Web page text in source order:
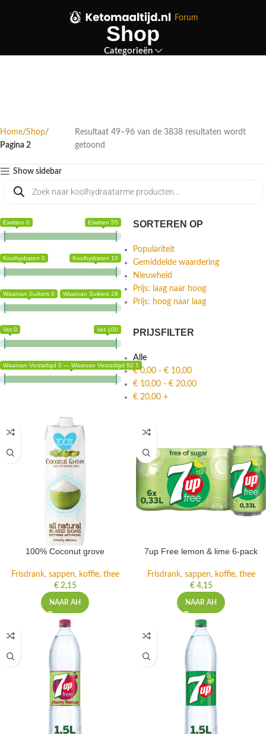
Forum
Shop
Categorieën
Home Shop
Pagina 2
Resultaat 49–96 van de 3838 resultaten wordt
getoond
Show sidebar
Eiwitten 0 Eiwitten 55
Koolhydraten 0 Koolhydraten 10
Waarvan Suikers 0 Waarvan Suikers 29
Vet 0 Vet 100
Waarvan Verzadigd 0 — Waarvan Verzadigd 92.1
SORTEREN OP
Populariteit
Gemiddelde waardering
Nieuwheid
Prijs: laag naar hoog
Prijs: hoog naar laag
PRIJSFILTER
Alle
€0,00 - € 10,00
€ 10,00 - € 20,00
€ 20,00 +
100% Coconut grove
Frisdrank, sappen, koffie, thee
€2,15
NAAR AH
7up Free lemon & lime 6-pack
Frisdrank, sappen, koffie, thee
€4,15
NAAR AH